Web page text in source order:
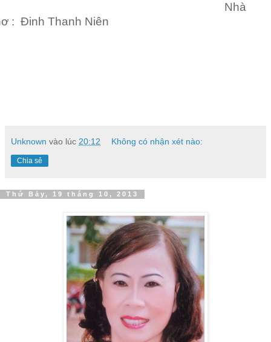
: Đinh Thanh Niên
Unknown vào lúc 20:12 Không có nhận xét nào:
Chia sẻ
Thứ Bảy, 19 tháng 10, 2013